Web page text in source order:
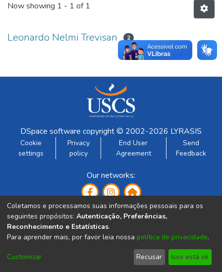
Now showing 1 - 1 of 1
Leonardo Nelmi Trevisan 2
DSpace software copyright © 2002-2026 LYRASIS
Cookie
settings
Privacy
policy
End User
Agreement
Send
Feedback
Our networks:
Developed by:
Coletamos e processamos suas informações pessoais para os
seguintes propósitos: Autenticação, Preferências,
Reconhecimento e Estatísticas.
Para aprender mais, por favor leia nossa política de privacidade.
Customizar Recusar Isso está ok